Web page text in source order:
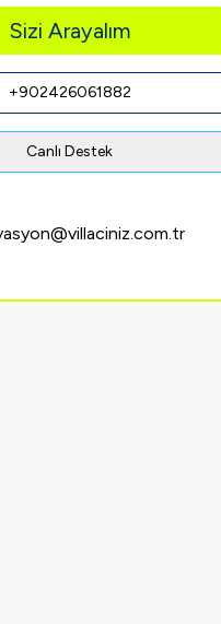
Sizi Arayalım
+902426061882
Canlı Destek